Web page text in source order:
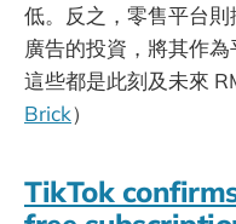
低。反之，零售平台
廣告的投資，將其作
這些都是此刻及未來
Brick）
TikTok